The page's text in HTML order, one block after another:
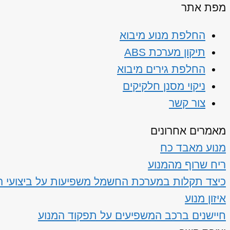
מפת אתר
החלפת מנוע מיבוא
תיקון מערכת ABS
החלפת גירים מיבוא
ניקוי מסנן חלקיקים
צור קשר
מאמרים אחרונים
מנוע מאבד כח
ריח שרוף מהמנוע
כיצד תקלות במערכת החשמל משפיעות על ביצועי
איזון מנוע
חיישנים ברכב המשפיעים על תפקוד המנוע